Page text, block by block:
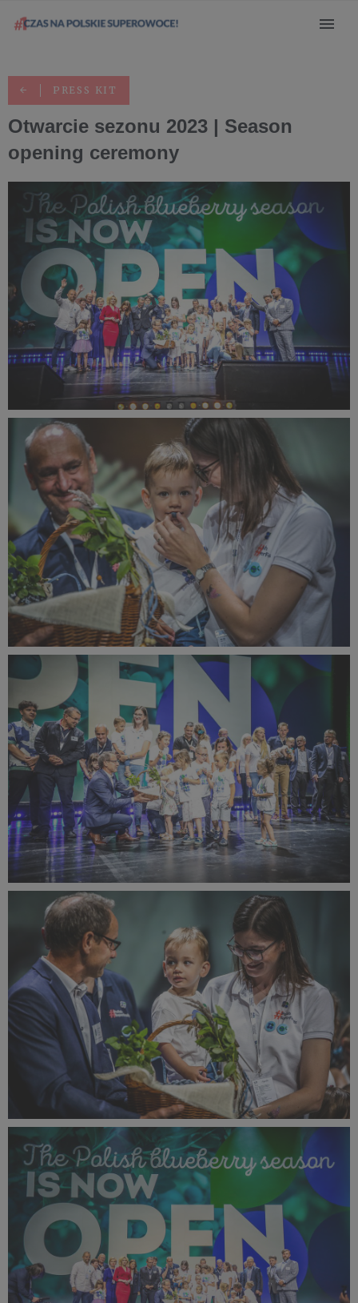
PRESS KIT
Otwarcie sezonu 2023 | Season
opening ceremony
IBO Summit 2023 Season opening ceremony (1).JPEG
371 KB
IBO Summit 2023 Season opening ceremony (2).JPEG
IBO Summit 2023 Season opening ceremony (3).JPEG
440 KB
IBO Summit 2023 Season opening ceremony (4).JPEG
355 KB